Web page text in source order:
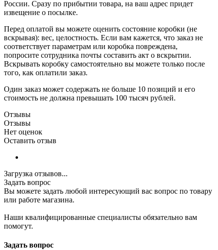
России. Сразу по прибытии товара, на ваш адрес придет
извещение о посылке.
Перед оплатой вы можете оценить состояние коробки (не
вскрывая): вес, целостность. Если вам кажется, что заказ не
соответствует параметрам или коробка повреждена,
попросите сотрудника почты составить акт о вскрытии.
Вскрывать коробку самостоятельно вы можете только после
того, как оплатили заказ.
Один заказ может содержать не больше 10 позиций и его
стоимость не должна превышать 100 тысяч рублей.
Отзывы
Отзывы
Нет оценок
Оставить отзыв
Загрузка отзывов...
Задать вопрос
Вы можете задать любой интересующий вас вопрос по товару
или работе магазина.
Наши квалифицированные специалисты обязательно вам
помогут.
Задать вопрос